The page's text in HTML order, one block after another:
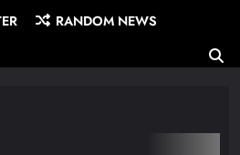
RANDOM NEWS